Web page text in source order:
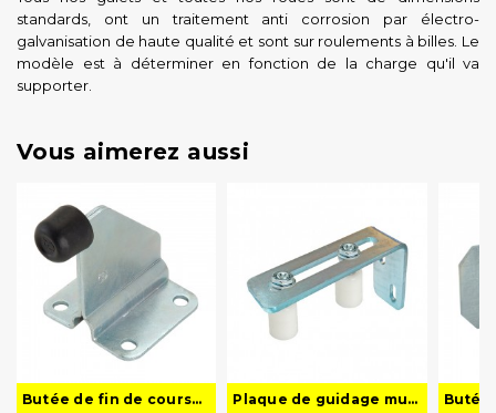
standards, ont un traitement anti corrosion par électro-
galvanisation de haute qualité et sont sur roulements à billes. Le
modèle est à déterminer en fonction de la charge qu'il va
supporter.
Vous aimerez aussi
Butée de fin de course à visser pour portail coulissant et battant - Acier Galvanisé et Butoir Amortisseur Plaque de guidage murale pour portail coulissant 2 olives